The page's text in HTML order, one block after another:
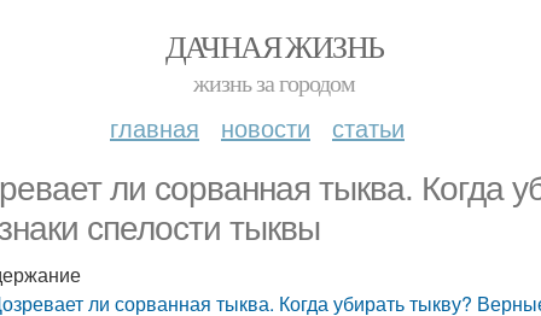
ДАЧНАЯ ЖИЗНЬ
жизнь за городом
главная новости статьи
ли сорванная тыква. Когда
спелости тыквы
ли сорванная тыква. Когда убирать тыкву?